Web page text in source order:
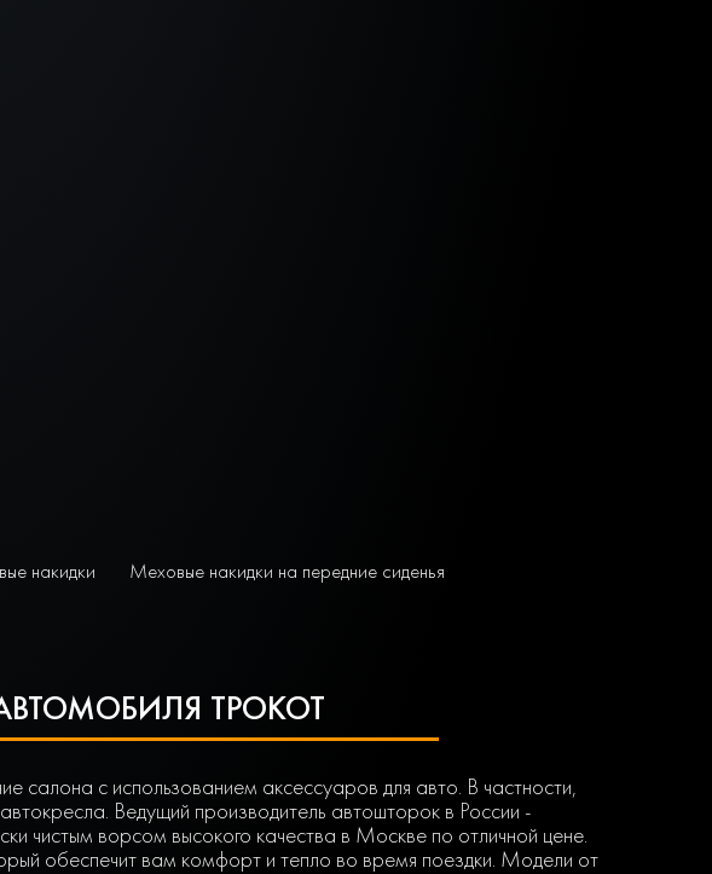
накидки
Меховые накидки на передние сиденья
ТРОКОТ
с использованием аксессуаров для авто. В частности,
Ведущий производитель автошторок в России -
чистым ворсом высокого качества в Москве по отличной цене.
обеспечит вам комфорт и тепло во время поездки. Модели от